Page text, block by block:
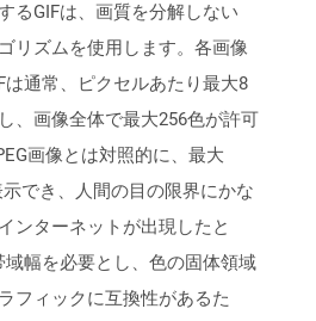
るGIFは、画質を分解しない
リズムを使用します。各画像
は通常、ピクセルあたり最大8
、画像全体で最大256色が許可
画像とは対照的に、最大
示でき、人間の目の限界にかな
ンターネットが出現したと
域幅を必要とし、色の固体領域
フィックに互換性があるた